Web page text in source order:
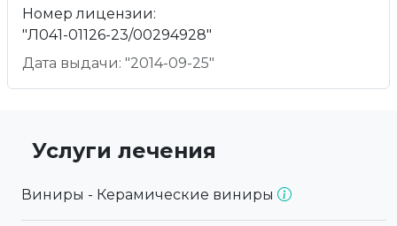
Номер лицензии:
"Л041-01126-23/00294928"
Дата выдачи: "2014-09-25"
Услуги лечения
Виниры - Керамические виниры